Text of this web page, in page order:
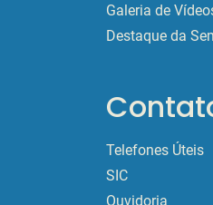
Galeria de
Destaque da
Telefones Úteis
SIC
Ouvidoria